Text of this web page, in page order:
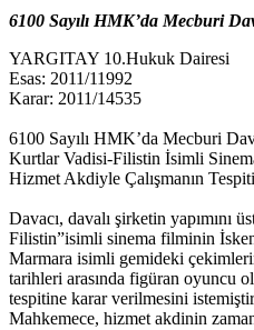
6100 Sayılı HMK’da Mecburi
YARGITAY 10.Hukuk Dairesi
Esas: 2011/11992
Karar: 2011/14535
6100 Sayılı HMK’da Mecburi
Kurtlar Vadisi-Filistin İsimli
Hizmet Akdiyle Çalışmanın Tespiti
Davacı, davalı şirketin yapımını
Filistin”isimli sinema filminin
Marmara isimli gemideki
tarihleri arasında figüran oyuncu
tespitine karar verilmesini
Mahkemece, hizmet akdinin